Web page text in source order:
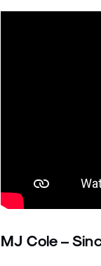
MJ Cole –